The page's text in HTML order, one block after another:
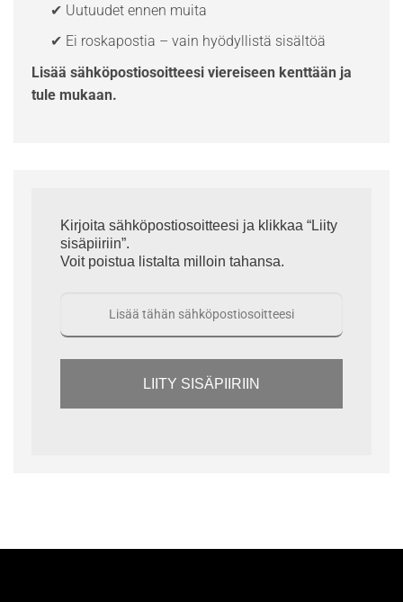
✔ Uutuudet ennen muita
✔ Ei roskapostia – vain hyödyllistä sisältöä
Lisää sähköpostiosoitteesi viereiseen kenttään ja
tule mukaan.
Kirjoita sähköpostiosoitteesi ja klikkaa “Liity
sisäpiiriin”.
Voit poistua listalta milloin tahansa.
LIITY SISÄPIIRIIN